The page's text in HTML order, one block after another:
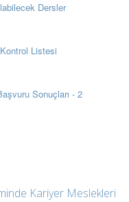
Dersler
Listesi
Sonuçları - 2
Kariyer Meslekleri